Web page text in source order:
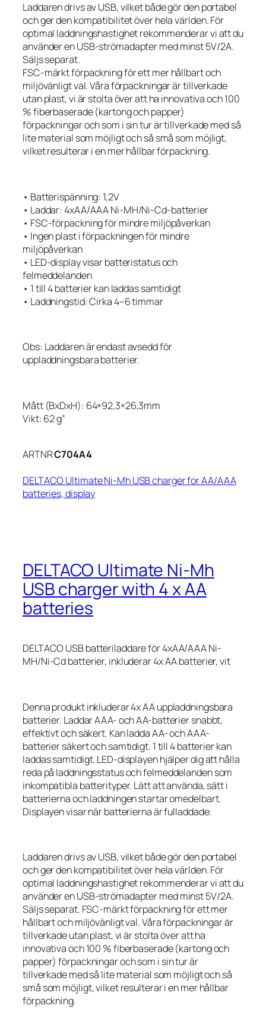
Laddaren drivs av USB, vilket både gör den portabel
och ger den kompatibilitet över hela världen. För
optimal laddningshastighet rekommenderar vi att du
använder en USB-strömadapter med minst 5V/2A.
Säljs separat.
FSC-märkt förpackning för ett mer hållbart och
miljövänligt val. Våra förpackningar är tillverkade
utan plast, vi är stolta över att ha innovativa och 100
% fiberbaserade (kartong och papper)
förpackningar och som i sin tur är tillverkade med så
lite material som möjligt och så små som möjligt,
vilket resulterar i en mer hållbar förpackning.
• Batterispänning: 1,2V
• Laddar: 4xAA/AAA Ni-MH/Ni-Cd-batterier
• FSC-förpackning för mindre miljöpåverkan
• Ingen plast i förpackningen för mindre
miljöpåverkan
• LED-display visar batteristatus och
felmeddelanden
• 1 till 4 batterier kan laddas samtidigt
• Laddningstid: Cirka 4–6 timmar
Obs: Laddaren är endast avsedd för
uppladdningsbara batterier.
Mått (BxDxH): 64×92,3×26,3mm
Vikt: 62 g”
ARTNRC704A4
DELTACO Ultimate Ni-Mh USB charger for AA/AAA
batteries, display
DELTACO Ultimate Ni-Mh
USB charger with 4 x AA
batteries
DELTACO USB batteriladdare för 4xAA/AAA Ni-
MH/Ni-Cd batterier, inkluderar 4x AA batterier, vit
Denna produkt inkluderar 4x AA uppladdningsbara
batterier. Laddar AAA- och AA-batterier snabbt,
effektivt och säkert. Kan ladda AA- och AAA-
batterier säkert och samtidigt. 1 till 4 batterier kan
laddas samtidigt. LED-displayen hjälper dig att hålla
reda på laddningsstatus och felmeddelanden som
inkompatibla batterityper. Lätt att använda, sätt i
batterierna och laddningen startar omedelbart.
Displayen visar när batterierna är fulladdade.
Laddaren drivs av USB, vilket både gör den portabel
och ger den kompatibilitet över hela världen. För
optimal laddningshastighet rekommenderar vi att du
använder en USB-strömadapter med minst 5V/2A.
Säljs separat. FSC-märkt förpackning för ett mer
hållbart och miljövänligt val. Våra förpackningar är
tillverkade utan plast, vi är stolta över att ha
innovativa och 100 % fiberbaserade (kartong och
papper) förpackningar och som i sin tur är
tillverkade med så lite material som möjligt och så
små som möjligt, vilket resulterar i en mer hållbar
förpackning.